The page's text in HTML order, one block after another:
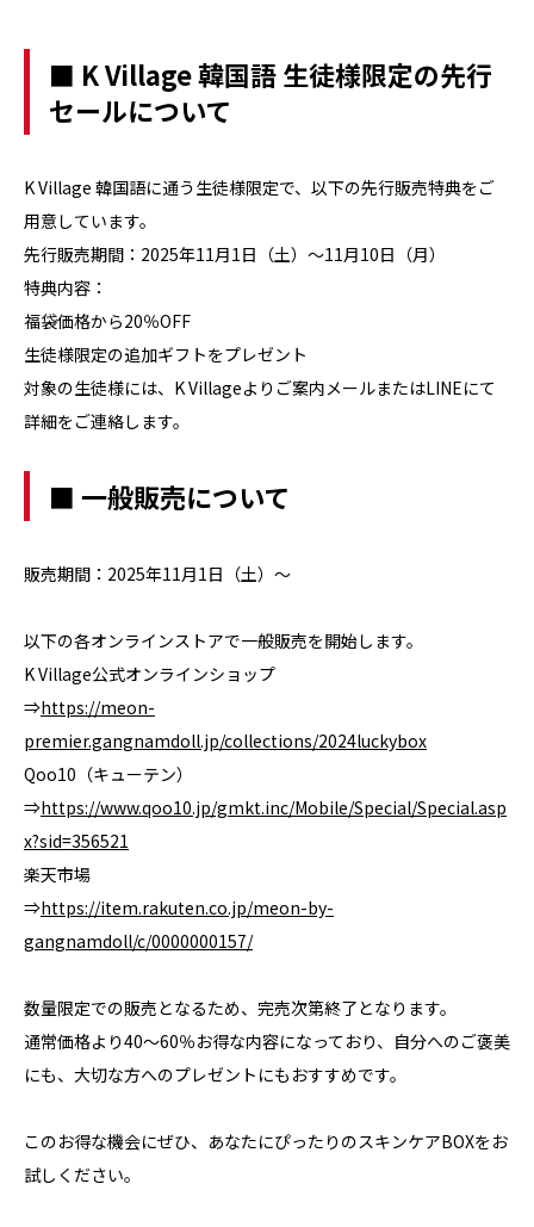
■ K Village 韓国語 生徒様限定の先行
セールについて
K Village 韓国語に通う生徒様限定で、以下の先行販売特典をご
用意しています。
先行販売期間：2025年11月1日（土）〜11月10日（月）
特典内容：
福袋価格から20％OFF
生徒様限定の追加ギフトをプレゼント
対象の生徒様には、K Villageよりご案内メールまたはLINEにて
詳細をご連絡します。
■ 一般販売について
販売期間：2025年11月1日（土）～
以下の各オンラインストアで一般販売を開始します。
K Village公式オンラインショップ
⇒https://meon-
premier.gangnamdoll.jp/collections/2024luckybox
Qoo10（キューテン）
⇒https://www.qoo10.jp/gmkt.inc/Mobile/Special/Special.asp
x?sid=356521
楽天市場
⇒https://item.rakuten.co.jp/meon-by-
gangnamdoll/c/0000000157/
数量限定での販売となるため、完売次第終了となります。
通常価格より40～60％お得な内容になっており、自分へのご褒美
にも、大切な方へのプレゼントにもおすすめです。
このお得な機会にぜひ、あなたにぴったりのスキンケアBOXをお
試しください。